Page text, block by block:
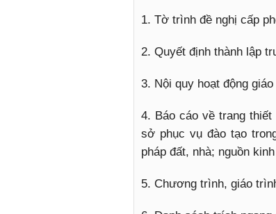
1. Tờ trình đề nghị cấp
2. Quyết định thành lập
3. Nội quy hoạt động
4. Báo cáo về trang
sở phục vụ đào tạo
pháp đất, nhà; nguồn
5. Chương trình, giáo